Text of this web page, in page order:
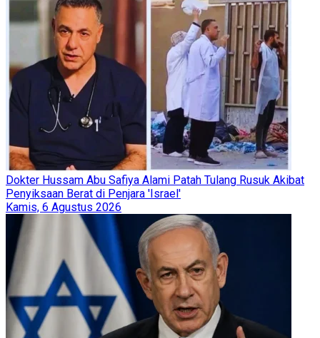
Dokter Hussam Abu Safiya Alami Patah Tulang Rusuk Akibat
Penyiksaan Berat di Penjara 'Israel'
Kamis, 6 Agustus 2026